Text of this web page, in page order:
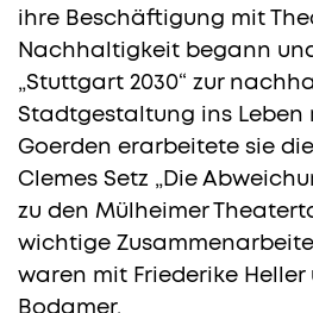
ihre Beschäftigung mit
Nachhaltigkeit begann
„Stuttgart 2030“ zur
Stadtgestaltung ins Leben
Goerden erarbeitete sie
Clemes Setz „Die
zu den Mülheimer
wichtige
waren mit Friederike Heller
Bodamer.